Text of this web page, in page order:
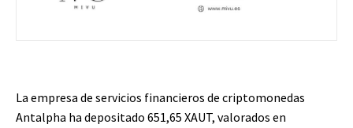
La empresa de servicios financieros de criptomonedas
Antalpha ha depositado 651,65 XAUT, valorados en